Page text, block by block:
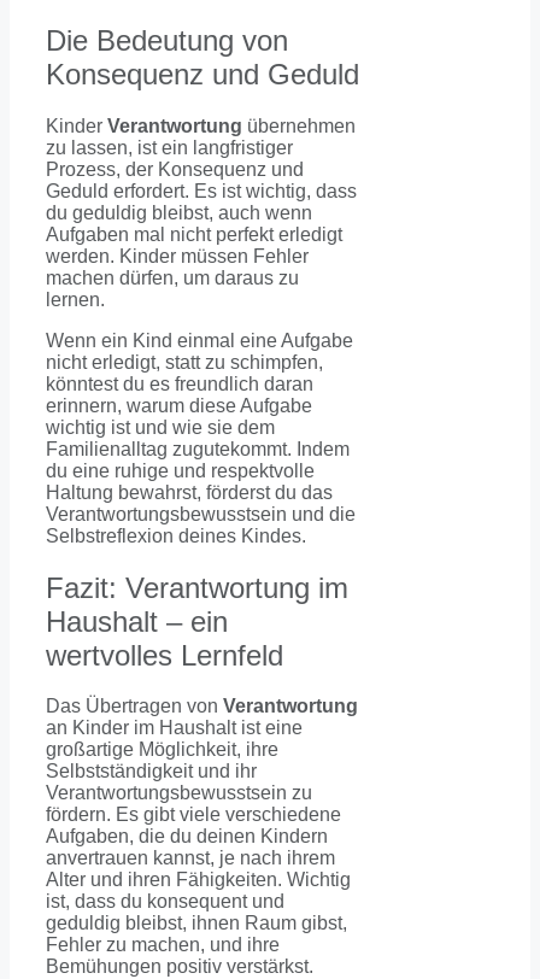
Die Bedeutung von
Konsequenz und Geduld
Kinder Verantwortung übernehmen
zu lassen, ist ein langfristiger
Prozess, der Konsequenz und
Geduld erfordert. Es ist wichtig, dass
du geduldig bleibst, auch wenn
Aufgaben mal nicht perfekt erledigt
werden. Kinder müssen Fehler
machen dürfen, um daraus zu
lernen.
Wenn ein Kind einmal eine Aufgabe
nicht erledigt, statt zu schimpfen,
könntest du es freundlich daran
erinnern, warum diese Aufgabe
wichtig ist und wie sie dem
Familienalltag zugutekommt. Indem
du eine ruhige und respektvolle
Haltung bewahrst, förderst du das
Verantwortungsbewusstsein und die
Selbstreflexion deines Kindes.
Fazit: Verantwortung im
Haushalt – ein
wertvolles Lernfeld
Das Übertragen von Verantwortung
an Kinder im Haushalt ist eine
großartige Möglichkeit, ihre
Selbstständigkeit und ihr
Verantwortungsbewusstsein zu
fördern. Es gibt viele verschiedene
Aufgaben, die du deinen Kindern
anvertrauen kannst, je nach ihrem
Alter und ihren Fähigkeiten. Wichtig
ist, dass du konsequent und
geduldig bleibst, ihnen Raum gibst,
Fehler zu machen, und ihre
Bemühungen positiv verstärkst.